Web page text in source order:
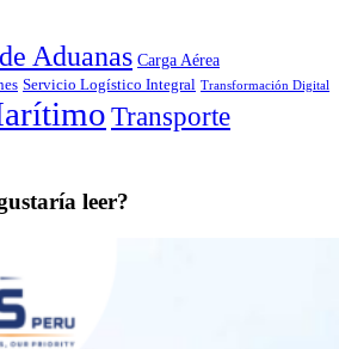
Aduanas Carga Aérea
Servicio Logístico Integral Transformación Digital
Transporte
leer?